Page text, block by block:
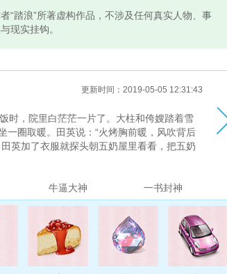
“踏浪”所著虚构作品，不涉及任何真实人物、事
现实挂钩。
更新时间：2019-05-05 12:31:43
时，院里白茫茫一片了。大柱和侉嫂踏着雪
一圈取暖。田英说：“火烤胸前暖，风吹背后
英加了衣服就探头朝五奶屋里看看，把五奶
大柱.....
牛逼大神 一书封神